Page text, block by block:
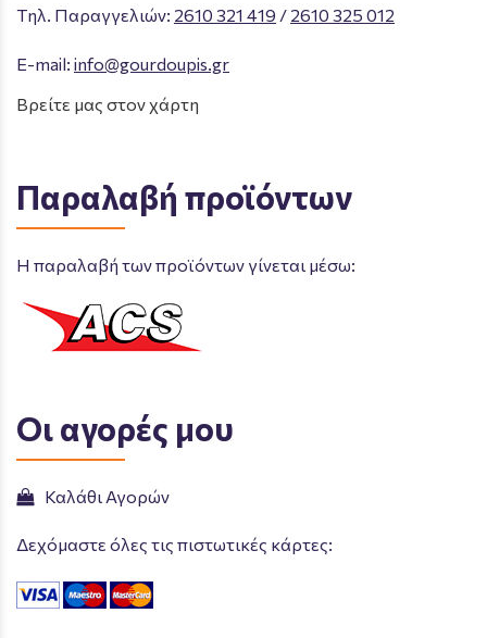
Tηλ. Παραγγελιών: 2610 321 419 / 2610 325 012
E-mail: info@gourdoupis.gr
Βρείτε μας στον χάρτη
Παραλαβή προϊόντων
Η παραλαβή των προϊόντων γίνεται μέσω:
Οι αγορές μου
Καλάθι Αγορών
Δεχόμαστε όλες τις πιστωτικές κάρτες: